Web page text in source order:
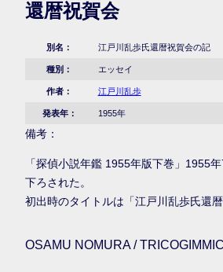
還暦祝賀会
別名： 江戸川乱歩氏還暦祝賀会の記
種別： エッセイ
作者： 江戸川乱歩
発表年： 1955年
備考：
「探偵小説年鑑 1955年版下巻」1955
下ろされた。
初出時のタイトルは「江戸川乱歩氏還暦
OSAMU NOMURA /